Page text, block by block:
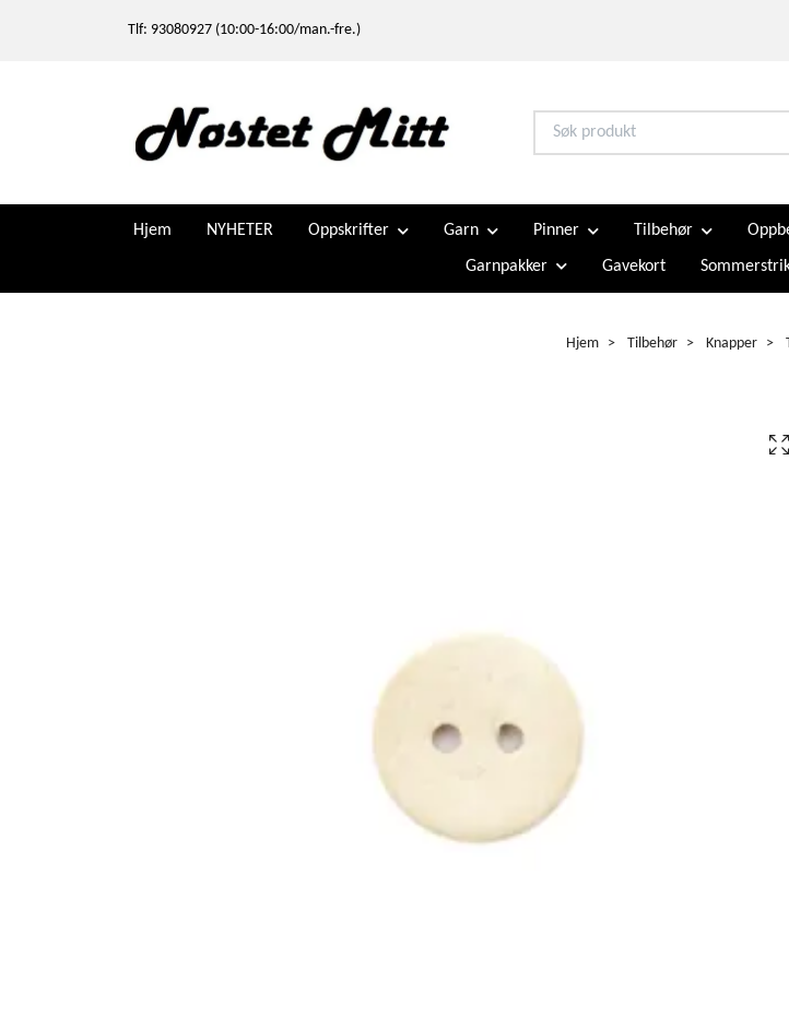
Tlf: 93080927 (10:00-16:00/man.-fre.)
Hjem NYHETER Oppskrifter Garn Pinner Tilbehør
Garnpakker Gavekort
Hjem Tilbehør Knapper